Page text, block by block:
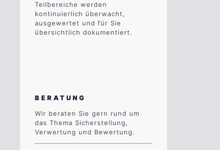
Teilbereiche werden
kontinuierlich überwacht,
ausgewertet und für Sie
übersichtlich dokumentiert.
BERATUNG
Wir beraten Sie gern rund um
das Thema Sicherstellung,
Verwertung und Bewertung.